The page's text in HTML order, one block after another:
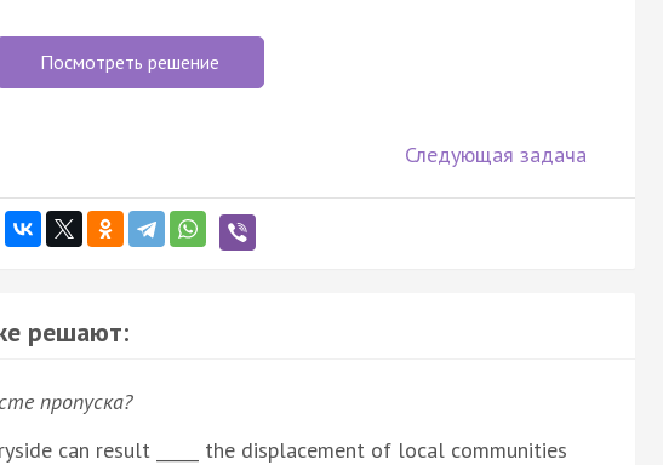
Посмотреть решение
Следующая задача
решают:
пропуска?
can result _____ the displacement of local communities